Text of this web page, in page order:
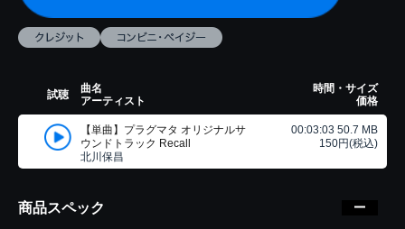
試聴
曲名
アーティスト
時間・サイズ
価格
【単曲】プラグマタ オリジナルサ
ウンドトラック Recall
北川保昌
00:03:03 50.7 MB
150円(税込)
商品スペック